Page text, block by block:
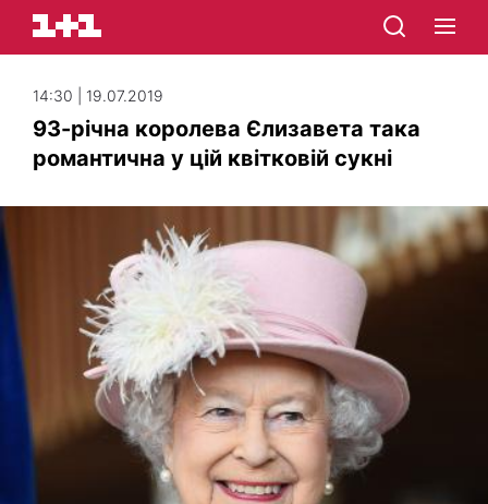
14:30 | 19.07.2019
93-річна королева Єлизавета така
романтична у цій квітковій сукні